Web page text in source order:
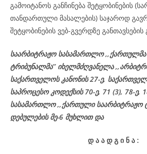
გამოიტანოს განჩინება შეტყობინების
თანდართული მასალების) საჯაროდ
შეტყობინების ვებ-გვერდზე განთავსების
საარბიტრაჟო სასამართლო
ტრიბუნალმა’’ იხელმძღვანელა
საქართველოს კანონის 27-ე,
საპროცესო კოდექსის 70-ე, 71 (3), 78-ე,
სასამართლო ,,ქართული საარბიტრაჟო
დებულების მე-6 მუხლით და
დ ა ა დ გ ი ნ ა :